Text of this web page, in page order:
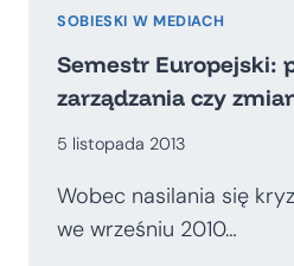
SOBIESKI W MEDIACH
Semestr Europejski:
zarządzania czy
5 listopada 2013
Wobec nasilania się
we wrześniu 2010…